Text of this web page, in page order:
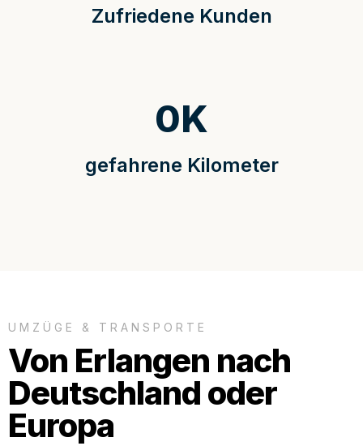
Zufriedene Kunden
gefahrene Kilometer
0K
UMZÜGE & TRANSPORTE
Von Erlangen nach
Deutschland oder
Europa